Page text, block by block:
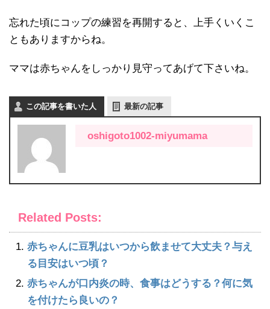
忘れた頃にコップの練習を再開すると、上手くいくこ
ともありますからね。
ママは赤ちゃんをしっかり見守ってあげて下さいね。
この記事を書いた人 最新の記事
oshigoto1002-miyumama
Related Posts:
赤ちゃんに豆乳はいつから飲ませて大丈夫？与え
る目安はいつ頃？
赤ちゃんが口内炎の時、食事はどうする？何に気
を付けたら良いの？